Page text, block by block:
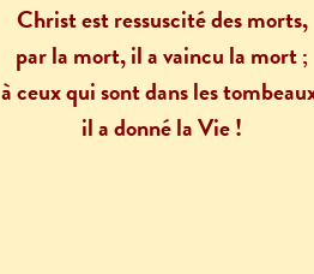
Christ est ressuscité des morts,
par la mort, il a vaincu la mort ;
à ceux qui sont dans les
il a donné la Vie !